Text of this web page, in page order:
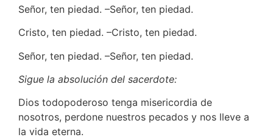
Señor, ten piedad. –Señor, ten piedad.
Cristo, ten piedad. –Cristo, ten piedad.
Señor, ten piedad. –Señor, ten piedad.
Sigue la absolución del sacerdote:
Dios todopoderoso tenga misericordia de
nosotros, perdone nuestros pecados y nos lleve a
la vida eterna.